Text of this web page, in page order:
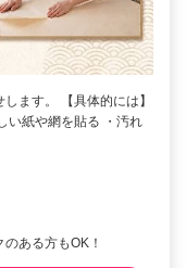
ます。 【具体的には】
い紙や網を貼る ・汚れ
ある方もOK！